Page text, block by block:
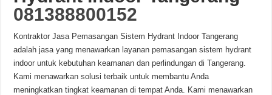
081388800152
Kontraktor Jasa Pemasangan Sistem Hydrant Indoor Tangerang
adalah jasa yang menawarkan layanan pemasangan sistem hydrant
indoor untuk kebutuhan keamanan dan perlindungan di Tangerang.
Kami menawarkan solusi terbaik untuk membantu Anda
meningkatkan tingkat keamanan di tempat Anda. Kami menawarkan